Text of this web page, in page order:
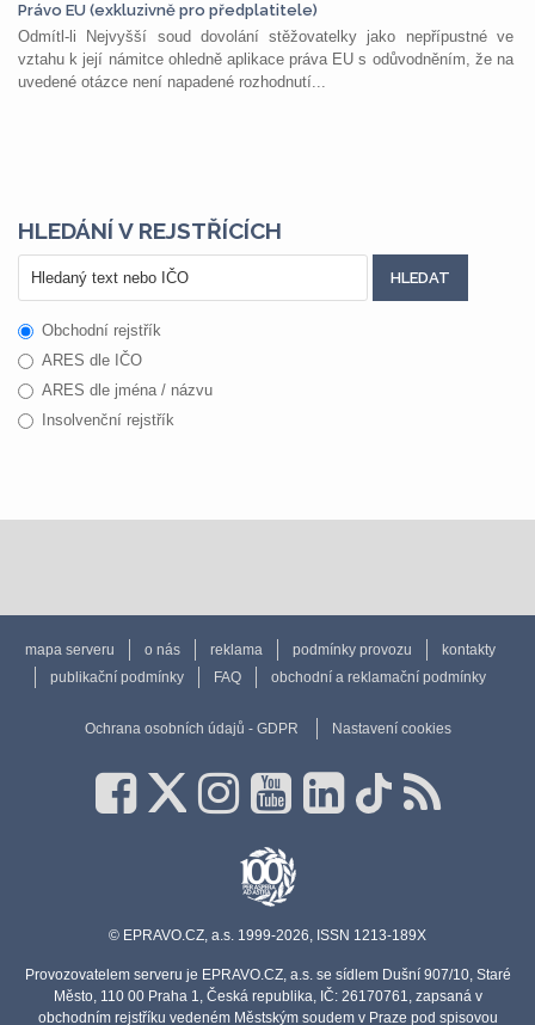
Právo EU (exkluzivně pro předplatitele)
Odmítl-li Nejvyšší soud dovolání stěžovatelky jako nepřípustné ve
vztahu k její námitce ohledně aplikace práva EU s odůvodněním, že na
uvedené otázce není napadené rozhodnutí...
HLEDÁNÍ V REJSTŘÍCÍCH
Obchodní rejstřík
ARES dle IČO
ARES dle jména / názvu
Insolvenční rejstřík
mapa serveru o nás reklama podmínky provozu
kontakty
publikační podmínky
FAQ obchodní a reklamační podmínky
Ochrana osobních údajů - GDPR Nastavení cookies
© EPRAVO.CZ, a.s. 1999-2026, ISSN 1213-189X
Provozovatelem serveru je EPRAVO.CZ, a.s. se sídlem Dušní 907/10, Staré
Město, 110 00 Praha 1, Česká republika, IČ: 26170761, zapsaná v
obchodním rejstříku vedeném Městským soudem v Praze pod spisovou